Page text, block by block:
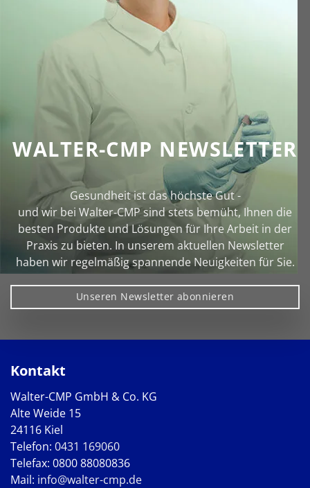
WALTER-CMP NEWSLETTER
Gesundheit ist das höchste Gut -
und wir bei Walter‑CMP sind stets bemüht, Ihnen die
besten Produkte und Lösungen für Ihre Arbeit in der
Praxis zu bieten. In unserem aktuellen Newsletter
haben wir regelmäßig spannende Neuigkeiten für Sie.
Unseren Newsletter abonnieren
Kontakt
Walter-CMP GmbH & Co. KG
Alte Weide 15
24116 Kiel
Telefon: 0431 169060
Telefax: 0800 88080836
Mail: info@walter-cmp.de